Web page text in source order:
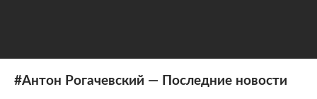
#Антон Рогачевский — Последние новости